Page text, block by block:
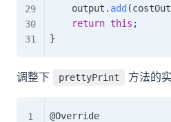
    output
. add (
return this ;
}
调整下 prettyPrint 方法的
@Override